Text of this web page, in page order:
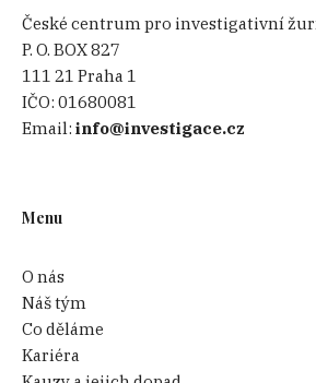
České centrum pro investigativní
P. O. BOX 827
111 21 Praha 1
IČO:01680081
Email:info@investigace.cz
Menu
O nás
Náš tým
Co děláme
Kariéra